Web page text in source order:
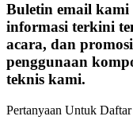
Buletin email
informasi terkini
acara, dan
penggunaan
teknis kami.
Pertanyaan Untuk